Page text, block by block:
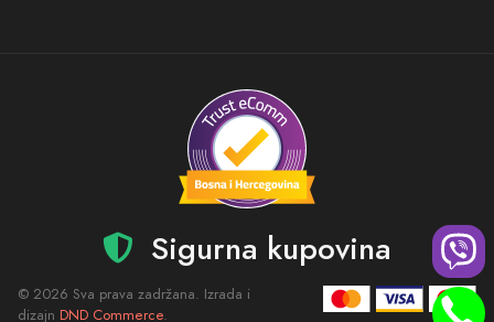
Sigurna kupovina
© 2026 Sva prava zadržana. Izrada i
dizajn DND Commerce.